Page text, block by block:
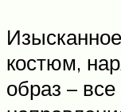
костюм,
образ –